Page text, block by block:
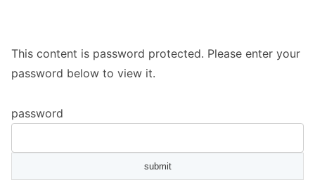
This content is password protected. Please enter your
password below to view it.
password